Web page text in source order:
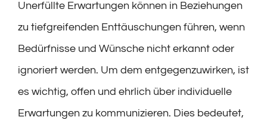
Unerfüllte Erwartungen können in Beziehungen
zu tiefgreifenden Enttäuschungen führen, wenn
Bedürfnisse und Wünsche nicht erkannt oder
ignoriert werden. Um dem entgegenzuwirken, ist
es wichtig, offen und ehrlich über individuelle
Erwartungen zu kommunizieren. Dies bedeutet,